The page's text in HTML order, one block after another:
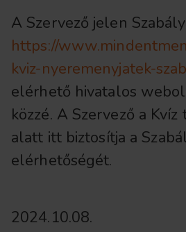
A Szervező jelen
https://
kviz-nyeremenyjatek-
elérhető hivatalos
közzé. A Szervező a
alatt itt biztosítja a
elérhetőségét.
2024.10.08.